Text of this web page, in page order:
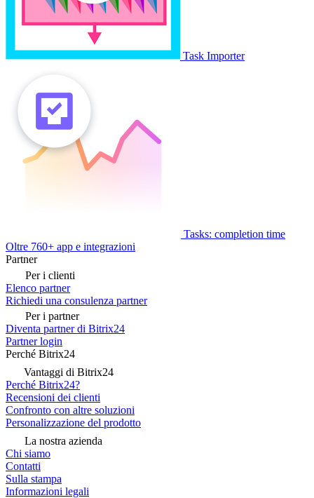
Task Importer
Tasks: completion time
Oltre 760+ app e integrazioni
Partner
Per i clienti
Elenco partner
Richiedi una consulenza partner
Per i partner
Diventa partner di Bitrix24
Partner login
Perché Bitrix24
Vantaggi di Bitrix24
Perché Bitrix24?
Recensioni dei clienti
Confronto con altre soluzioni
Personalizzazione del prodotto
La nostra azienda
Chi siamo
Contatti
Sulla stampa
Informazioni legali